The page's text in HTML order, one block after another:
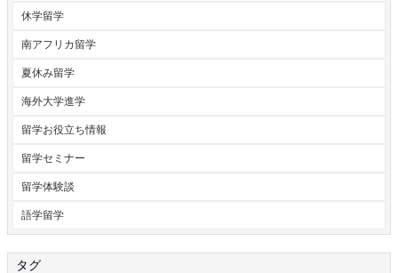
休学留学
南アフリカ留学
夏休み留学
海外大学進学
留学お役立ち情報
留学セミナー
留学体験談
語学留学
タグ